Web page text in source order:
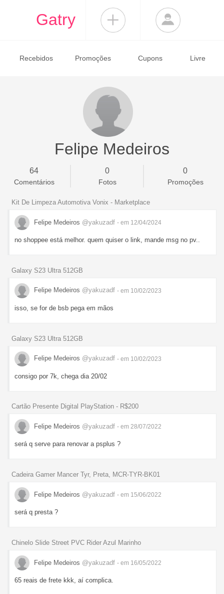
Gatry
Recebidos Promoções Cupons Livre
Felipe Medeiros
64
Comentários
0
Fotos
0
Promoções
Kit De Limpeza Automotiva Vonix - Marketplace
Felipe Medeiros @yakuzadf - em 12/04/2024
no shoppee está melhor. quem quiser o link, mande msg no pv..
Galaxy S23 Ultra 512GB
Felipe Medeiros @yakuzadf - em 10/02/2023
isso, se for de bsb pega em mãos
Galaxy S23 Ultra 512GB
Felipe Medeiros @yakuzadf - em 10/02/2023
consigo por 7k, chega dia 20/02
Cartão Presente Digital PlayStation - R$200
Felipe Medeiros @yakuzadf - em 28/07/2022
será q serve para renovar a psplus ?
Cadeira Gamer Mancer Tyr, Preta, MCR-TYR-BK01
Felipe Medeiros @yakuzadf - em 15/06/2022
será q presta ?
Chinelo Slide Street PVC Rider Azul Marinho
Felipe Medeiros @yakuzadf - em 16/05/2022
65 reais de frete kkk, aí complica.